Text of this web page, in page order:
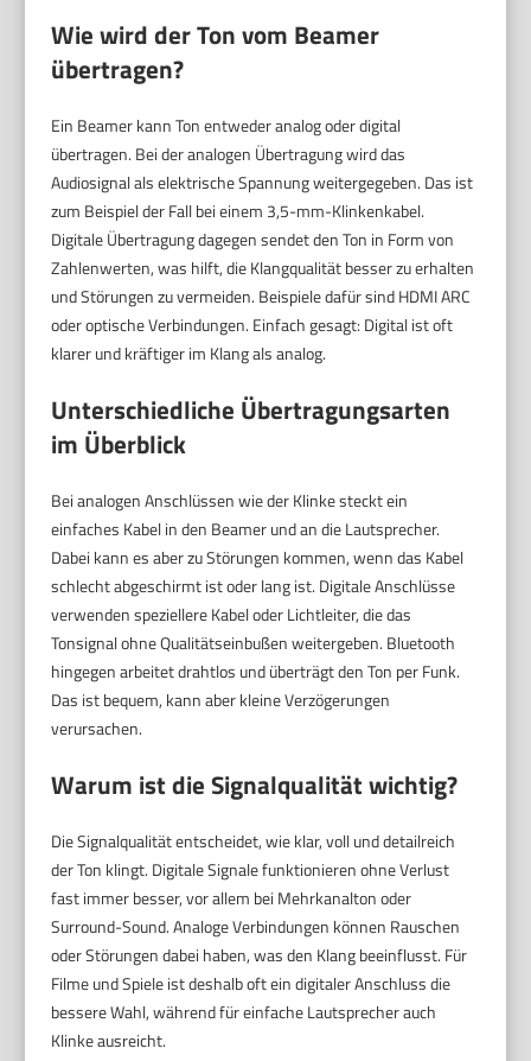
Wie wird der Ton vom Beamer
übertragen?
Ein Beamer kann Ton entweder analog oder digital
übertragen. Bei der analogen Übertragung wird das
Audiosignal als elektrische Spannung weitergegeben. Das ist
zum Beispiel der Fall bei einem 3,5-mm-Klinkenkabel.
Digitale Übertragung dagegen sendet den Ton in Form von
Zahlenwerten, was hilft, die Klangqualität besser zu erhalten
und Störungen zu vermeiden. Beispiele dafür sind HDMI ARC
oder optische Verbindungen. Einfach gesagt: Digital ist oft
klarer und kräftiger im Klang als analog.
Unterschiedliche Übertragungsarten
im Überblick
Bei analogen Anschlüssen wie der Klinke steckt ein
einfaches Kabel in den Beamer und an die Lautsprecher.
Dabei kann es aber zu Störungen kommen, wenn das Kabel
schlecht abgeschirmt ist oder lang ist. Digitale Anschlüsse
verwenden speziellere Kabel oder Lichtleiter, die das
Tonsignal ohne Qualitätseinbußen weitergeben. Bluetooth
hingegen arbeitet drahtlos und überträgt den Ton per Funk.
Das ist bequem, kann aber kleine Verzögerungen
verursachen.
Warum ist die Signalqualität wichtig?
Die Signalqualität entscheidet, wie klar, voll und detailreich
der Ton klingt. Digitale Signale funktionieren ohne Verlust
fast immer besser, vor allem bei Mehrkanalton oder
Surround-Sound. Analoge Verbindungen können Rauschen
oder Störungen dabei haben, was den Klang beeinflusst. Für
Filme und Spiele ist deshalb oft ein digitaler Anschluss die
bessere Wahl, während für einfache Lautsprecher auch
Klinke ausreicht.